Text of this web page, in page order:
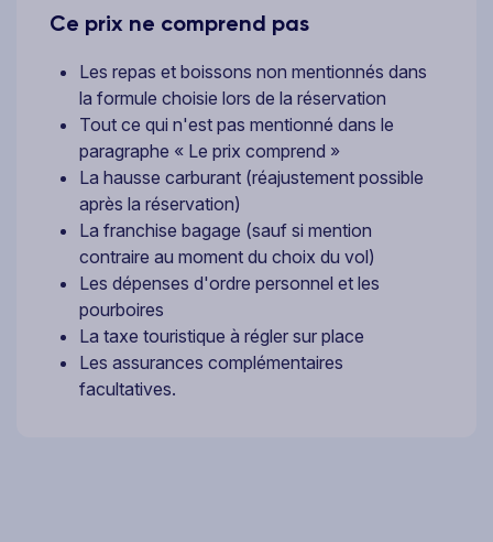
Ce prix ne comprend pas
Les repas et boissons non mentionnés dans
la formule choisie lors de la réservation
Tout ce qui n'est pas mentionné dans le
paragraphe « Le prix comprend »
La hausse carburant (réajustement possible
après la réservation)
La franchise bagage (sauf si mention
contraire au moment du choix du vol)
Les dépenses d'ordre personnel et les
pourboires
La taxe touristique à régler sur place
Les assurances complémentaires
facultatives.